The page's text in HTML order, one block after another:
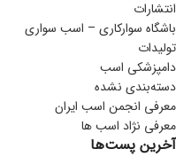
انتشارات
باشگاه سوارکاری – اسب سواری
تولیدات
دامپزشکی اسب
دسته‌بندی نشده
معرفی انجمن اسب ایران
معرفی نژاد اسب ها
آخرین پست‌ها